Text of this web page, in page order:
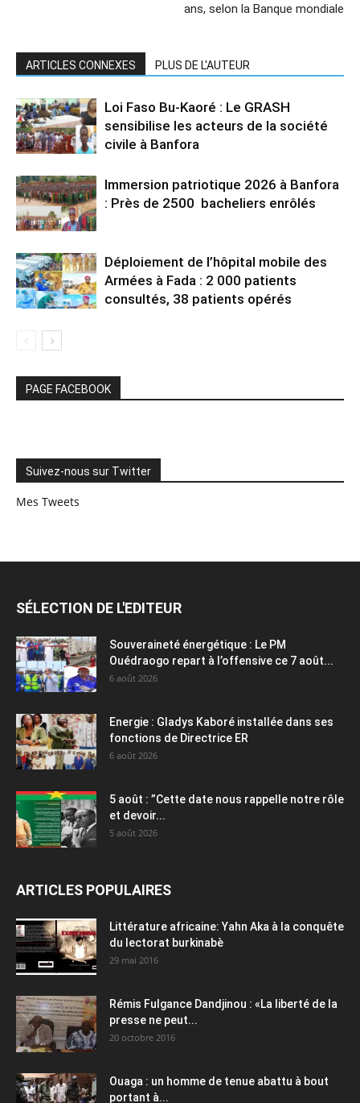
ans, selon la Banque mondiale
ARTICLES CONNEXES PLUS DE L'AUTEUR
Loi Faso Bu-Kaoré : Le GRASH
sensibilise les acteurs de la société
civile à Banfora
Immersion patriotique 2026 à Banfora
: Près de 2500 bacheliers enrôlés
Déploiement de l’hôpital mobile des
Armées à Fada : 2 000 patients
consultés, 38 patients opérés
PAGE FACEBOOK
Suivez-nous sur Twitter
Mes Tweets
SÉLECTION DE L'EDITEUR
Souveraineté énergétique : Le PM
Ouédraogo repart à l’offensive ce 7 août...
6 août 2026
Energie : Gladys Kaboré installée dans ses
fonctions de Directrice ER
6 août 2026
5 août : ”Cette date nous rappelle notre rôle
et devoir...
5 août 2026
ARTICLES POPULAIRES
Littérature africaine: Yahn Aka à la conquête
du lectorat burkinabè
29 mai 2016
Rémis Fulgance Dandjinou : «La liberté de la
presse ne peut...
20 octobre 2016
Ouaga : un homme de tenue abattu à bout
portant à...